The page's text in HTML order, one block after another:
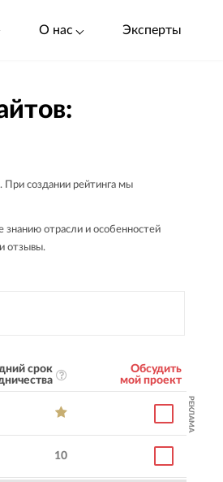
О нас Эксперты
При создании рейтинга мы
отрасли и особенностей
отзывы.
срок
Обсудить
мой проект
РЕКЛАМА
10